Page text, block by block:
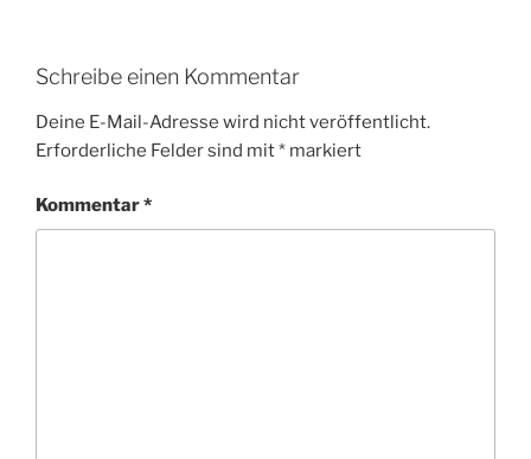
Schreibe einen Kommentar
Deine E-Mail-Adresse wird nicht veröffentlicht.
Erforderliche Felder sind mit* markiert
Kommentar*